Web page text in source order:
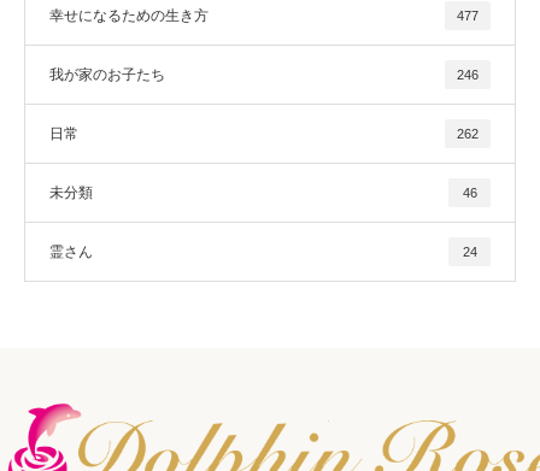
幸せになるための生き方 477
我が家のお子たち 246
日常 262
未分類 46
霊さん 24